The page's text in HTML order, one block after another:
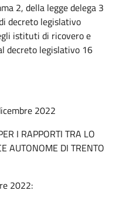
2, della legge delega 3
decreto legislativo
istituti di ricovero e
decreto legislativo 16
2022
I RAPPORTI TRA LO
AUTONOME DI TRENTO
2022: